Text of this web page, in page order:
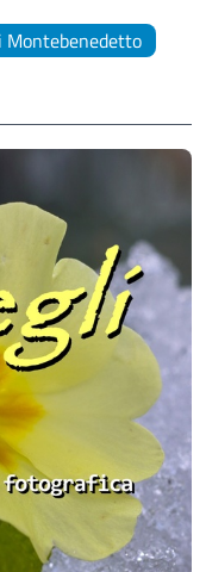
Montebenedetto